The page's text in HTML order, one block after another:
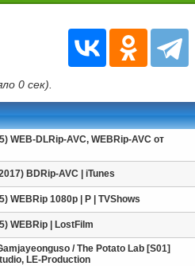
0 сек).
WEB-DLRip-AVC, WEBRip-AVC от
BDRip-AVC | iTunes
WEBRip 1080p | P | TVShows
WEBRip | LostFilm
/ The Potato Lab [S01]
LE-Production